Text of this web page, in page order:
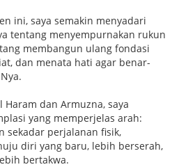
ini, saya semakin menyadari
tentang menyempurnakan rukun
membangun ulang fondasi
dan menata hati agar benar-
dan Armuzna, saya
yang memperjelas arah:
sekadar perjalanan fisik,
diri yang baru, lebih berserah,
bertakwa.